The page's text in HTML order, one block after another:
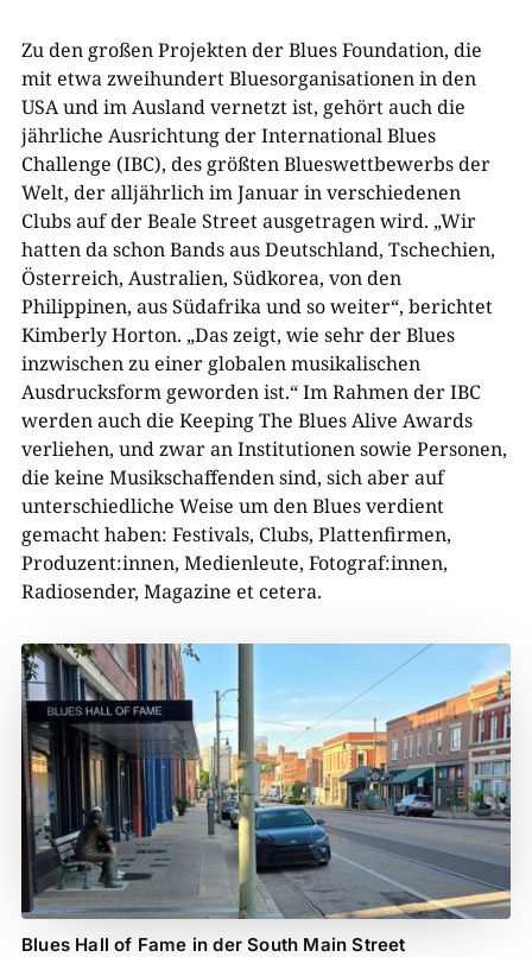
Zu den großen Projekten der Blues Foundation, die
mit etwa zweihundert Bluesorganisationen in den
USA und im Ausland vernetzt ist, gehört auch die
jährliche Ausrichtung der International Blues
Challenge (IBC), des größten Blueswettbewerbs der
Welt, der alljährlich im Januar in verschiedenen
Clubs auf der Beale Street ausgetragen wird. „Wir
hatten da schon Bands aus Deutschland, Tschechien,
Österreich, Australien, Südkorea, von den
Philippinen, aus Südafrika und so weiter“, berichtet
Kimberly Horton. „Das zeigt, wie sehr der Blues
inzwischen zu einer globalen musikalischen
Ausdrucksform geworden ist.“ Im Rahmen der IBC
werden auch die Keeping The Blues Alive Awards
verliehen, und zwar an Institutionen sowie Personen,
die keine Musikschaffenden sind, sich aber auf
unterschiedliche Weise um den Blues verdient
gemacht haben: Festivals, Clubs, Plattenfirmen,
Produzent:innen, Medienleute, Fotograf:innen,
Radiosender, Magazine et cetera.
Blues Hall of Fame in der South Main Street